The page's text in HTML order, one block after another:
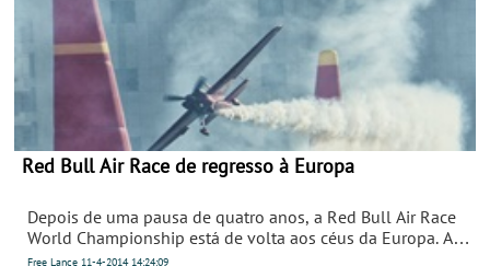
Red Bull Air Race de regresso à Europa
Depois de uma pausa de quatro anos, a Red Bull Air Race
World Championship está de volta aos céus da Europa. A
cidade costeira de Rovinj, na Croácia, é nos dias 12 e 13 de
Free Lance 11-4-201414:24:09